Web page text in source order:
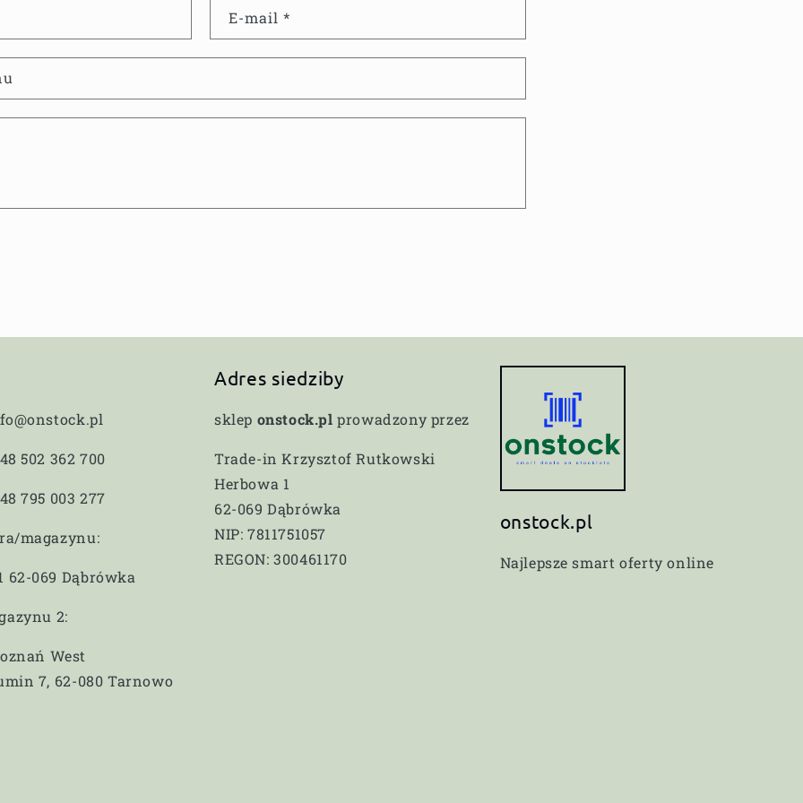
E-mail *
502 362 700
795 003 277
magazynu:
62-069 Dąbrówka
2:
West
7, 62-080 Tarnowo
Adres siedziby
sklep onstock.pl prowadzony przez
Trade-in Krzysztof Rutkowski
Herbowa 1
62-069 Dąbrówka
NIP: 7811751057
REGON: 300461170
onstock.pl
Najlepsze smart oferty online